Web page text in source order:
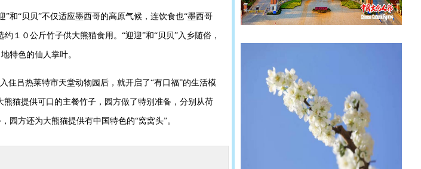
和“贝贝”不仅适应墨西哥的高原气候，连饮食也“墨西哥
１０公斤竹子供大熊猫食用。“迎迎”和“贝贝”入乡随俗，
特色的仙人掌叶。
住吕热莱特市天堂动物园后，就开启了“有口福”的生活模
猫提供可口的主餐竹子，园方做了特别准备，分别从荷
园方还为大熊猫提供有中国特色的“窝窝头”。